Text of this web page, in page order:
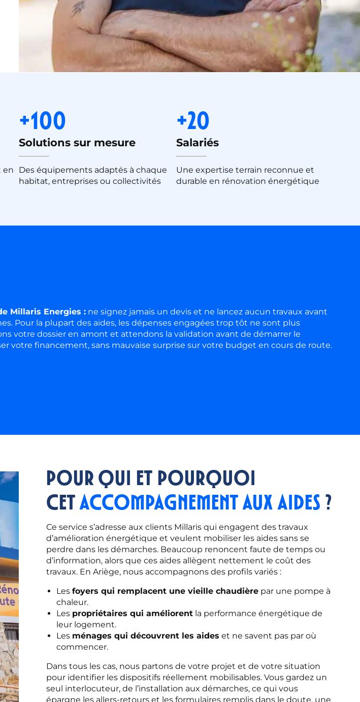
en
+100
Solutions sur mesure
Des équipements adaptés à chaque
habitat, entreprises ou collectivités
+20
Salariés
Une expertise terrain reconnue et
durable en rénovation énergétique
Millaris Energies : ne signez jamais un devis et ne lancez aucun travaux avant
Pour la plupart des aides, les dépenses engagées trop tôt ne sont plus
votre dossier en amont et attendons la validation avant de démarrer le
votre financement, sans mauvaise surprise sur votre budget en cours de route.
Pour qui et pourquoi
cetaccompagnement aux aides ?
Ce service s’adresse aux clients Millaris qui engagent des travaux
d’amélioration énergétique et veulent mobiliser les aides sans se
perdre dans les démarches. Beaucoup renoncent faute de temps ou
d’information, alors que ces aides allègent nettement le coût des
travaux. En Ariège, nous accompagnons des profils variés :
Les foyers qui remplacent une vieille chaudièrepar une pompe à
chaleur.
Les propriétaires qui améliorentla performance énergétique de
leur logement.
Les ménages qui découvrent les aides et ne savent pas par où
commencer.
Dans tous les cas, nous partons de votre projet et de votre situation
pour identifier les dispositifs réellement mobilisables. Vous gardez un
seul interlocuteur, de l’installation aux démarches, ce qui vous
épargne les allers-retours et les formulaires remplis dans le doute, une
1. Étude de votre projet
2. Identification des aides
3. Explication des dispositifs
4. Préparation des dossiers
Une spécialiste dédiée
Un service intégré
Un accompagnement transparent
Des dossiers solides